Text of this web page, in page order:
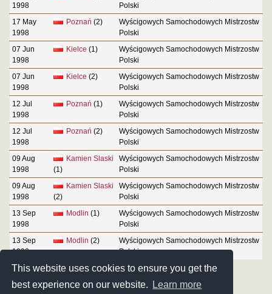
This website uses cookies to ensure you get the
best experience on our website.
Learn more
1998
Polski
17 May
1998
Poznań (2)
Wyścigowych Samochodowych Mistrzostw
Polski
07 Jun
1998
Kielce (1)
Wyścigowych Samochodowych Mistrzostw
Polski
07 Jun
1998
Kielce (2)
Wyścigowych Samochodowych Mistrzostw
Polski
12 Jul
1998
Poznań (1)
Wyścigowych Samochodowych Mistrzostw
Polski
12 Jul
1998
Poznań (2)
Wyścigowych Samochodowych Mistrzostw
Polski
09 Aug
1998
Kamien Slaski
(1)
Wyścigowych Samochodowych Mistrzostw
Polski
09 Aug
1998
Kamien Slaski
(2)
Wyścigowych Samochodowych Mistrzostw
Polski
13 Sep
1998
Modlin (1)
Wyścigowych Samochodowych Mistrzostw
Polski
13 Sep
1998
Modlin (2)
Wyścigowych Samochodowych Mistrzostw
Polski